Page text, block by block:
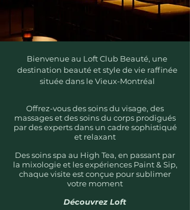
Bienvenue au Loft Club Beauté, une
destination beauté et style de vie raffinée
située dans le Vieux-Montréal
Offrez-vous des soins du visage, des
massages et des soins du corps prodigués
par des experts dans un cadre sophistiqué
et relaxant
Des soins spa au High Tea, en passant par
la mixologie et les expériences Paint & Sip,
chaque visite est conçue pour sublimer
votre moment
Découvrez Loft